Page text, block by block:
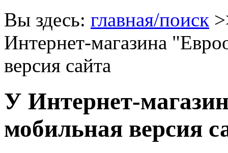
Вы здесь: главная/поиск
Интернет-магазина
версия сайта
У Интернет-
мобильная версия